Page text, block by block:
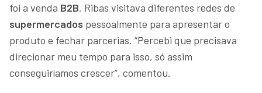
foi a venda B2B. Ribas visitava diferentes redes de
supermercados pessoalmente para apresentar o
produto e fechar parcerias. “Percebi que precisava
direcionar meu tempo para isso, só assim
conseguiríamos crescer”, comentou.